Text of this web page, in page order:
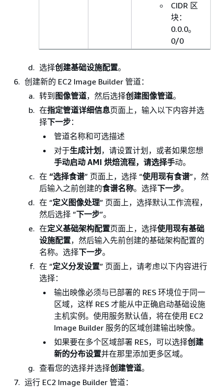
CIDR 区
块：
0.0.0。
0/0
选择创建基础设施配置。
创建新的 EC2 Image Builder 管道：
转到 图像管道，然后选择创建图像管道。
在指定管道详细信息页面上，输入以下内容并选
择下一步：
管道名称和可选描述
对于生成计划 ，请设置计划，或者如果您想
手动启动 AMI 烘焙流程，请选择手动。
在 “选择食谱” 页面上，选择 “使用现有食谱”，然
后输入之前创建的食谱名称。选择下一步。
在 “定义图像处理” 页面上，选择默认工作流程，
然后选择 “下一步”。
在定义基础架构配置页面上，选择使用现有基础
设施配置，然后输入先前创建的基础架构配置的
名称。选择下一步。
在 “定义分发设置” 页面上，请考虑以下内容进行
选择：
输出映像必须与已部署的 RES 环境位于同一
区域，这样 RES 才能从中正确启动基础设施
主机实例。使用服务默认值，将在使用 EC2
Image Builder 服务的区域创建输出映像。
如果要在多个区域部署 RES，可以选择创建
新的分布设置并在那里添加更多区域。
查看您的选择并选择创建管道。
运行 EC2 Image Builder 管道：